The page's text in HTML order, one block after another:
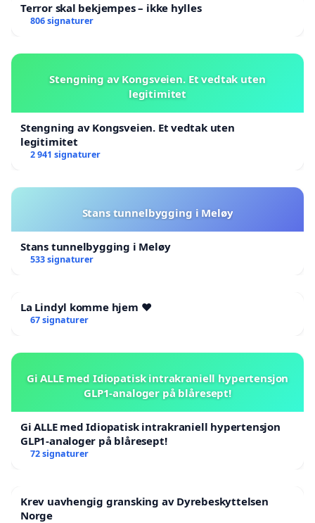
Terror skal bekjempes – ikke hylles
806 signaturer
Stengning av Kongsveien. Et vedtak uten
legitimitet
Stengning av Kongsveien. Et vedtak uten
legitimitet
2 941 signaturer
Stans tunnelbygging i Meløy
Stans tunnelbygging i Meløy
533 signaturer
La Lindyl komme hjem ❤️
67 signaturer
Gi ALLE med Idiopatisk intrakraniell hypertensjon
GLP1-analoger på blåresept!
Gi ALLE med Idiopatisk intrakraniell hypertensjon
GLP1-analoger på blåresept!
72 signaturer
Krev uavhengig gransking av Dyrebeskyttelsen
Norge